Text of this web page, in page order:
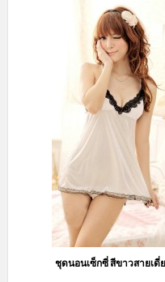
ชุดนอนเซ็กซี่ สีขาวสายเดี่